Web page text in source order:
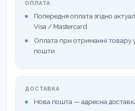
ОПЛАТА
Попередня оплата згідно
Visa / Mastercard
Оплата при отриманні товару у
пошти
ДОСТАВКА
Нова пошта — адресна